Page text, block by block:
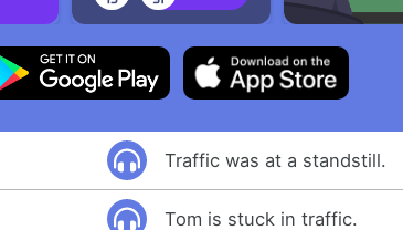
Traffic was at a standstill.
Tom is stuck in traffic.